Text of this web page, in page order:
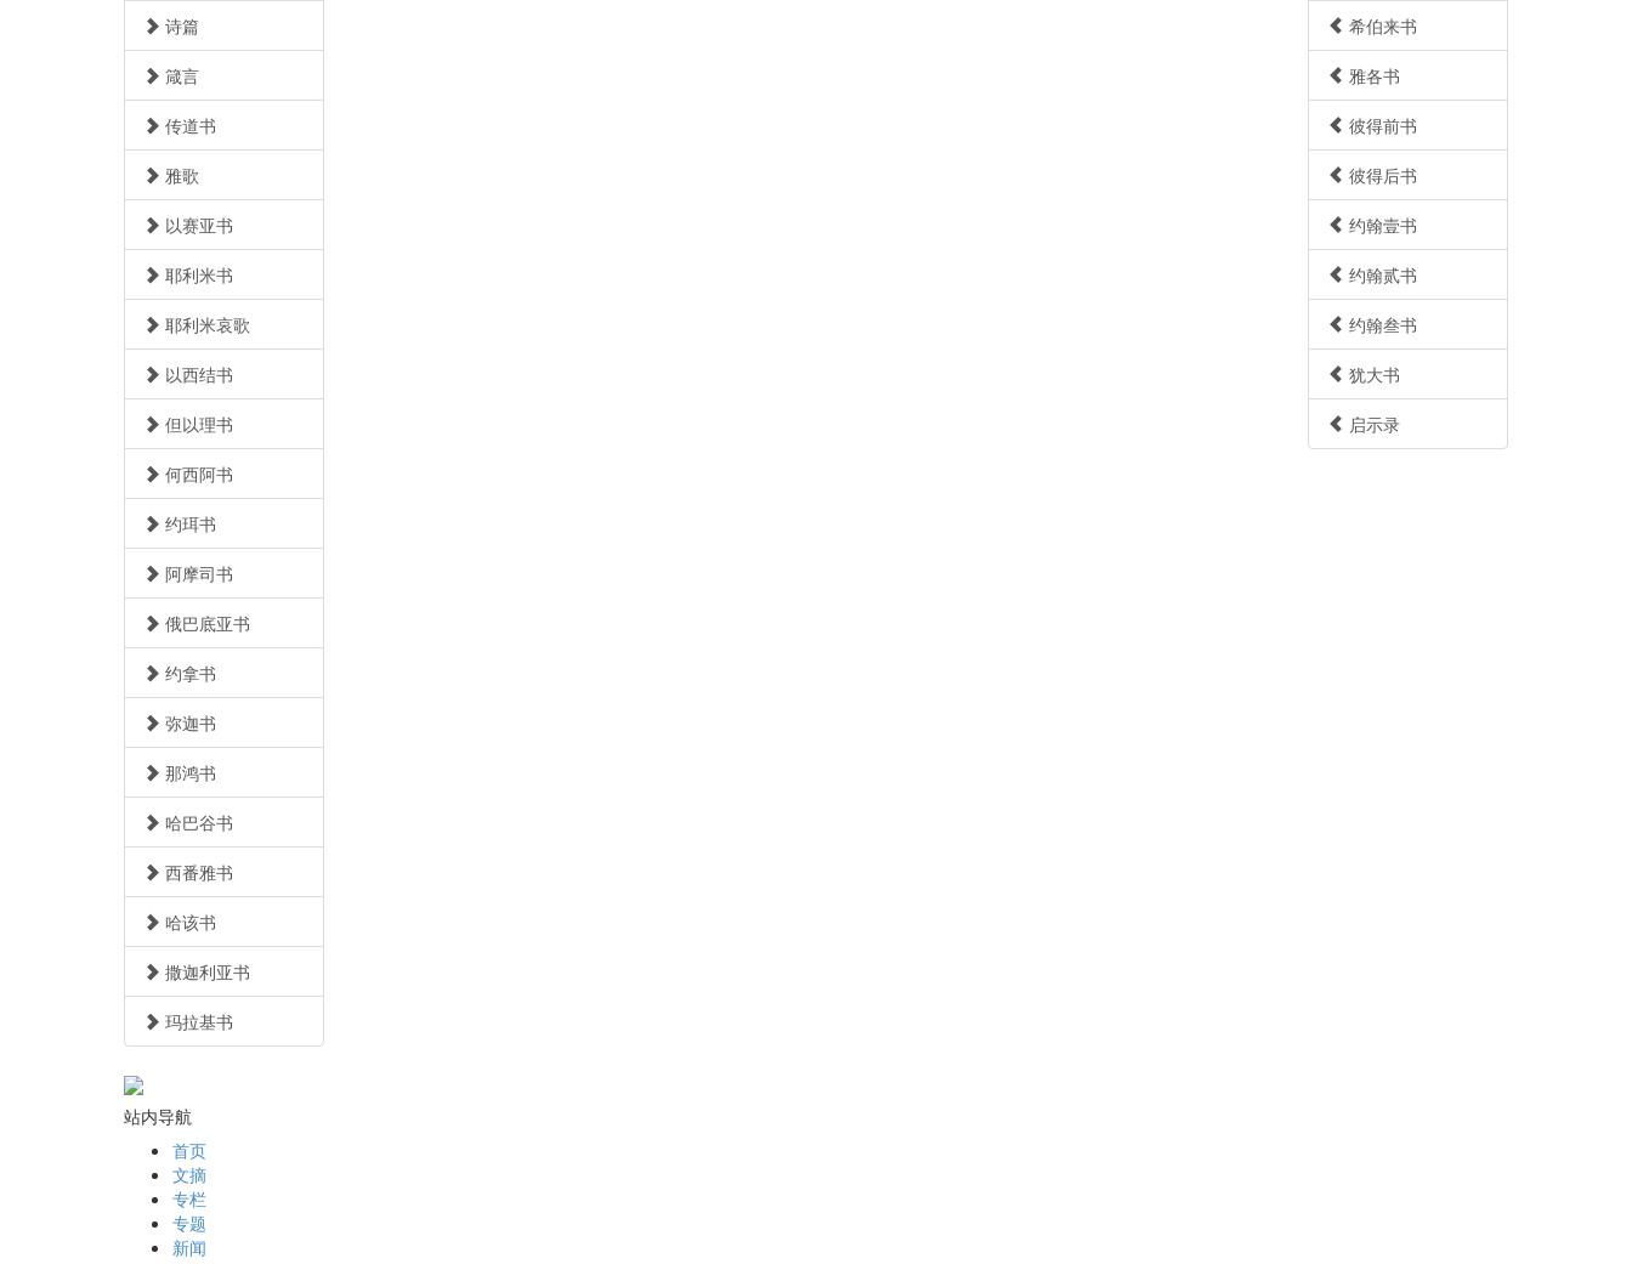
诗篇
箴言
传道书
雅歌
以赛亚书
耶利米书
耶利米哀歌
以西结书
但以理书
何西阿书
约珥书
阿摩司书
俄巴底亚书
约拿书
弥迦书
那鸿书
哈巴谷书
西番雅书
哈该书
撒迦利亚书
玛拉基书
希伯来书
雅各书
彼得前书
彼得后书
约翰壹书
约翰贰书
约翰叁书
犹大书
启示录
站内导航
首页
文摘
专栏
专题
新闻